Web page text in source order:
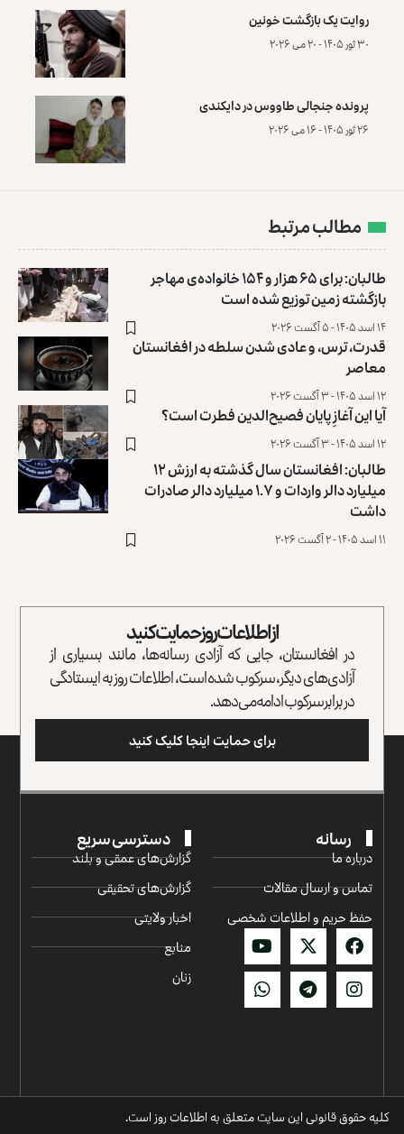
روایت یک بازگشت خونین
۳۰ ثور ۱۴۰۵ - ۲۰ می ۲۰۲۶
پرونده‌ جنجالی طاووس در دایکندی
۲۶ ثور ۱۴۰۵ - ۱۶ می ۲۰۲۶
مطالب مرتبط
طالبان: برای ۶۵ هزار و ۱۵۴ خانواده‌ی مهاجر
بازگشته زمین توزیع ‏شده است
۱۴ اسد ۱۴۰۵ - ۵ آگست ۲۰۲۶
قدرت، ترس، و عادی ‌شدن سلطه در افغانستان
معاصر
۱۲ اسد ۱۴۰۵ - ۳ آگست ۲۰۲۶
آیا این آغازِ پایان فصیح‌الدین فطرت است؟
۱۲ اسد ۱۴۰۵ - ۳ آگست ۲۰۲۶
طالبان: افغانستان سال گذشته به ارزش ۱۲
میلیارد دالر واردات و ۱.۷ میلیارد دالر صادرات
داشت
۱۱ اسد ۱۴۰۵ - ۲ آگست ۲۰۲۶
از اطلاعات روز حمایت کنید
در افغانستان، جایی که آزادی رسانه‌ها، مانند بسیاری از
آزادی‌های دیگر، سرکوب شده است، اطلاعات روز به ایستادگی
در برابر سرکوب ادامه می‌دهد.
برای حمایت اینجا کلیک کنید
رسانه
درباره ما
تماس و ارسال مقالات
حفظ حریم و اطلاعات شخصی
دسترسی سریع
گزارش‌‌های عمقی و بلند
گزارش‌های تحقیقی
اخبار ولایتی
منابع
زنان
کلیه حقوق قانونی این سایت متعلق به اطلاعات روز است.